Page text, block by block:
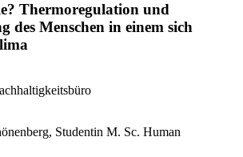
Thermoregulation und
des Menschen in einem sich
Studentin M. Sc. Human